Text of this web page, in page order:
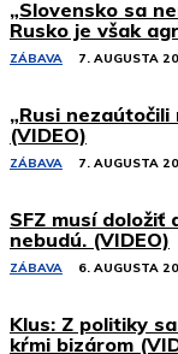
„Slovensko sa
Rusko je však
ZÁBAVA 7. AUGUSTA
„Rusi
(VIDEO)
ZÁBAVA 7. AUGUSTA
SFZ musí doložiť
nebudú. (VIDEO)
ZÁBAVA 6. AUGUSTA
Klus: Z politiky
kŕmi bizárom